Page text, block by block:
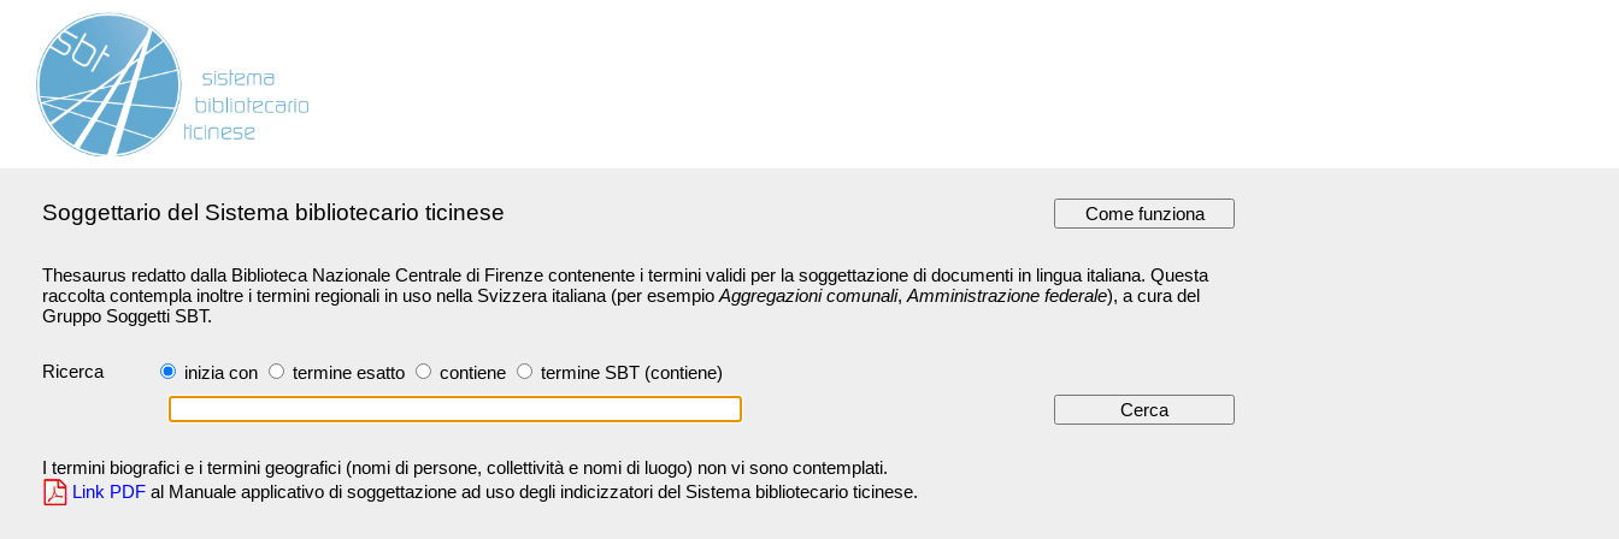
Soggettario del Sistema bibliotecario ticinese
Thesaurus redatto dalla Biblioteca Nazionale Centrale di Firenze contenente i termini validi per la soggettazione di documenti in lingua italiana. Questa
raccolta contempla inoltre i termini regionali in uso nella Svizzera italiana (per esempio Aggregazioni comunali, Amministrazione federale), a cura del
Gruppo Soggetti SBT.
Ricerca inizia con termine esatto contiene termine SBT (contiene)
I termini biografici e i termini geografici (nomi di persone, collettività e nomi di luogo) non vi sono contemplati.
Link PDF al Manuale applicativo di soggettazione ad uso degli indicizzatori del Sistema bibliotecario ticinese.